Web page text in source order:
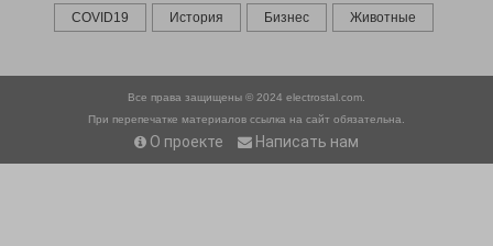
COVID19 История Бизнес Животные
Все права защищены © 2024 electrostal.com.
При перепечатке материалов ссылка на сайт обязательна.
О проекте Написать нам